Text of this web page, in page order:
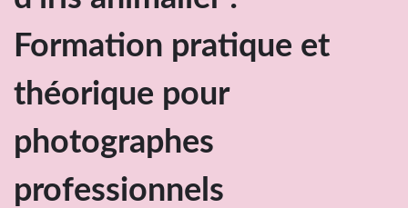
Formation pratique et
théorique pour
photographes
professionnels